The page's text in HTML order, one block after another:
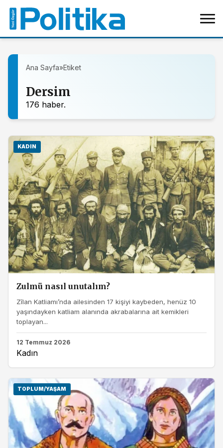
Ana Sayfa»Etiket
Dersim
176 haber.
KADIN
Zulmü nasıl unutalım?
Zîlan Katliamı’nda ailesinden 17 kişiyi kaybeden, henüz 10
yaşındayken katliam alanında akrabalarına ait kemikleri
toplayan...
12 Temmuz 2026
Kadın
TOPLUM/YAŞAM